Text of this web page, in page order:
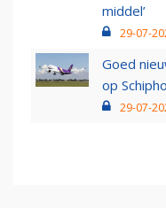
middel’
29-07-
Goed
op
29-07-